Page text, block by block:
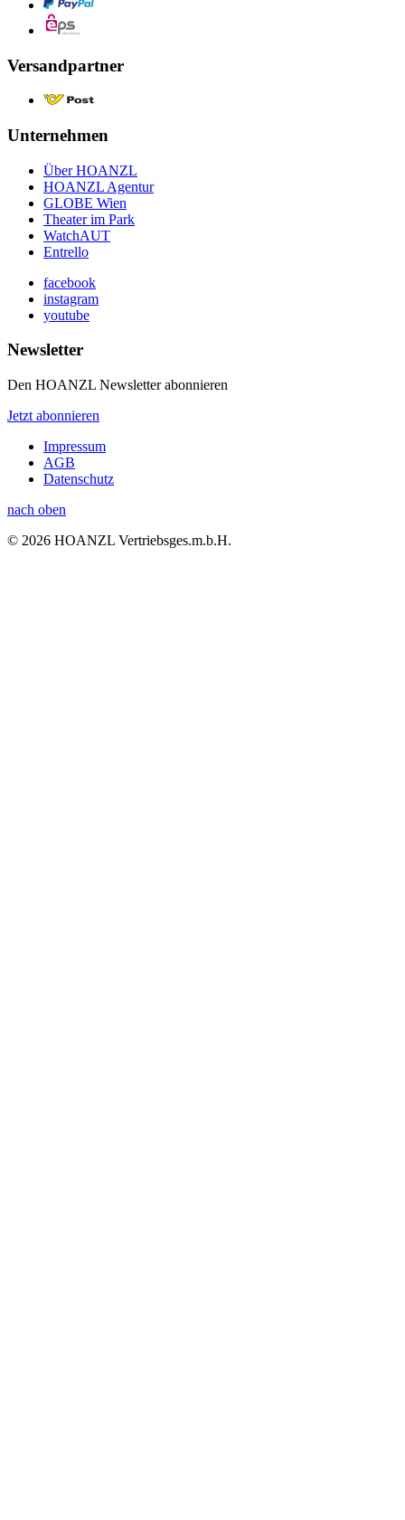
Versandpartner
Unternehmen
Über HOANZL
HOANZL Agentur
GLOBE Wien
Theater im Park
WatchAUT
Entrello
facebook
instagram
youtube
Newsletter
Den HOANZL Newsletter abonnieren
Jetzt abonnieren
Impressum
AGB
Datenschutz
nach oben
© 2026 HOANZL Vertriebsges.m.b.H.